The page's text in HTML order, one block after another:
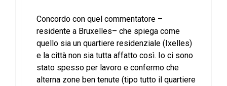
Concordo con quel commentatore –
residente a Bruxelles– che spiega come
quello sia un quartiere residenziale (Ixelles)
e la città non sia tutta affatto così. Io ci sono
stato spesso per lavoro e confermo che
alterna zone ben tenute (tipo tutto il quartiere